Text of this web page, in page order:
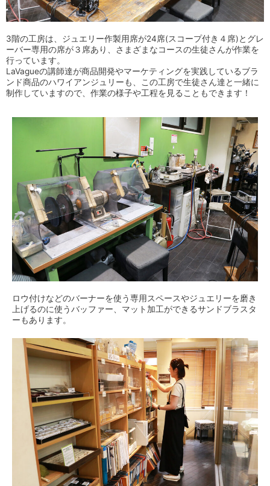
3階の工房は、ジュエリー作製用席が24席(スコープ付き４席)とグレ
ーバー専用の席が３席あり、さまざまなコースの生徒さんが作業を
行っています。
LaVagueの講師達が商品開発やマーケティングを実践しているブラ
ンド商品のハワイアンジュリーも、 この工房で生徒さん達と一緒に
制作していますので、作業の様子や工程を見ることもできます！
ロウ付けなどのバーナーを使う専用スペースやジュエリーを磨き
上げるのに使うバッファー、マット加工ができるサンドブラスタ
ーもあります。